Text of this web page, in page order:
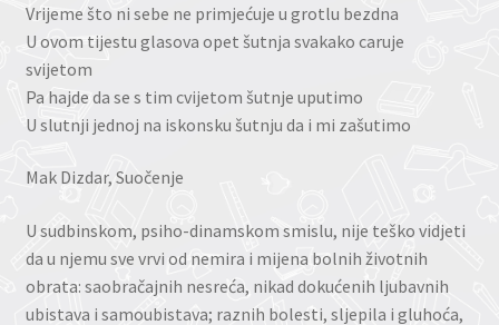
Vrijeme što ni sebe ne primjećuje u grotlu bezdna
U ovom tijestu glasova opet šutnja svakako caruje
svijetom
Pa hajde da se s tim cvijetom šutnje uputimo
U slutnji jednoj na iskonsku šutnju da i mi zašutimo
Mak Dizdar, Suočenje
U sudbinskom, psiho-dinamskom smislu, nije teško vidjeti
da u njemu sve vrvi od nemira i mijena bolnih životnih
obrata: saobračajnih nesreća, nikad dokućenih ljubavnih
ubistava i samoubistava; raznih bolesti, sljepila i gluhoća,